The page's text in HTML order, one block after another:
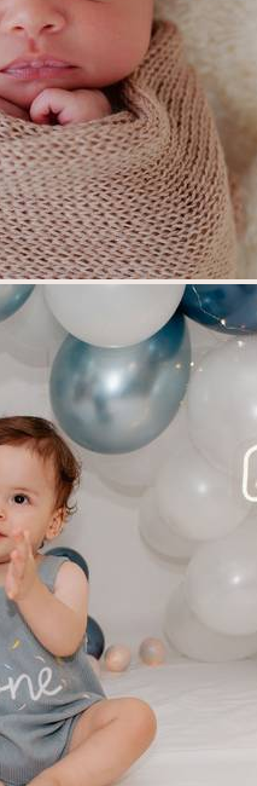
227
0
303
0